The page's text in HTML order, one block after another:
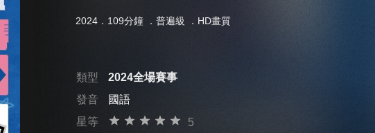
2024．109分鐘 ． 普遍級 ．HD畫質
類型
2024全場賽事
發音
國語
星等
5